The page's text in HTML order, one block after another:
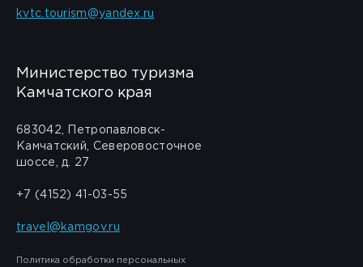
kvtc.tourism@yandex.ru
Министерство туризма
Камчатского края
683042, Петропавловск-
Камчатский, Северовосточное
шоссе, д. 27
+7 (4152) 41-03-55
travel@kamgov.ru
Политика обработки персональных